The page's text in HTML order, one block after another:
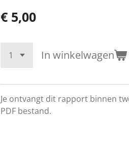
€ 5,00
In winkelwagen
Je ontvangt dit rapport binnen
PDF bestand.